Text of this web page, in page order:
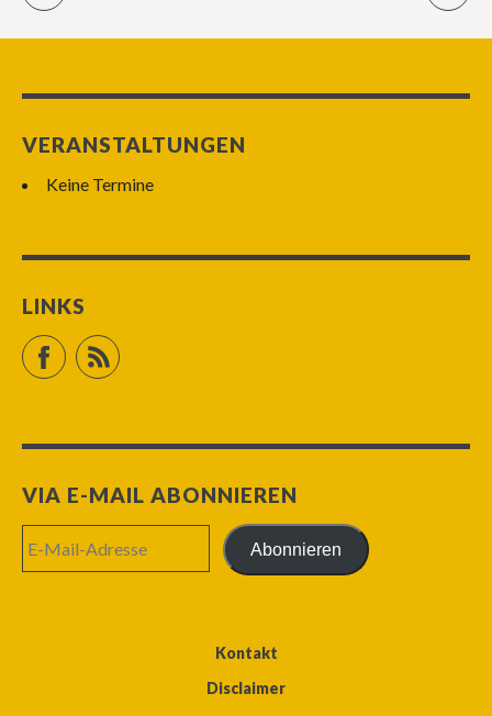
VERANSTALTUNGEN
Keine Termine
LINKS
FacebookRSS Feed
VIA E-MAIL ABONNIEREN
Mail-
Adresse
Abonnieren
Kontakt
Disclaimer